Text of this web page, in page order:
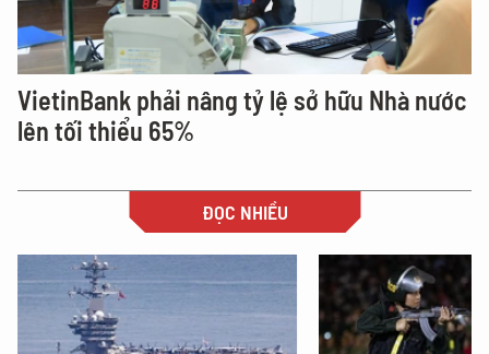
VietinBank phải nâng tỷ lệ sở hữu Nhà nước
lên tối thiểu 65%
ĐỌC NHIỀU